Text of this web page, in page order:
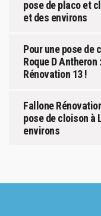
pose de placo et
et des environs
Pour une pose de
Roque D
Rénovation 13 !
Fallone
pose de cloison à
environs